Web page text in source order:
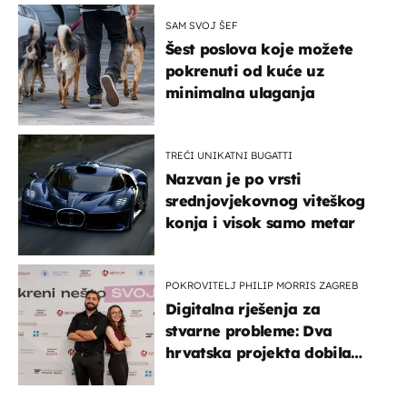
SAM SVOJ ŠEF
Šest poslova koje možete
pokrenuti od kuće uz
minimalna ulaganja
TREĆI UNIKATNI BUGATTI
Nazvan je po vrsti
srednjovjekovnog viteškog
konja i visok samo metar
POKROVITELJ PHILIP MORRIS ZAGREB
Digitalna rješenja za
stvarne probleme: Dva
hrvatska projekta dobila